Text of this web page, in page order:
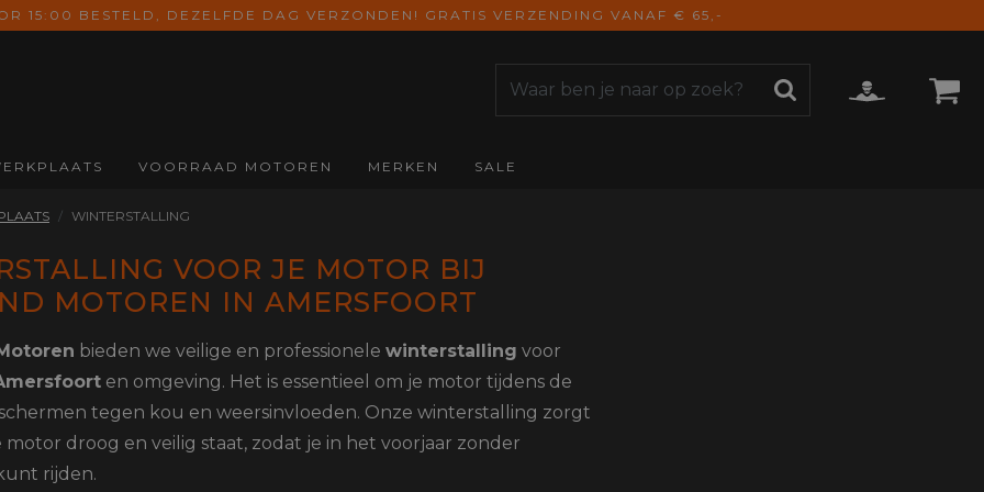
15:00 BESTELD, DEZELFDE DAG VERZONDEN! GRATIS VERZENDING VANAF € 65,-
Koffers
Uitlaten
Windschermen
LAARZEN
Alle Schoenen &
Laarzen
Motorlaarzen
Motorschoenen
Zomer
Midseason
handschoenen
Winter
handschoenen
Dames
handschoenen
Navigatie
Onderhoud
Bagage
Diversen
Elektra
Motorhoezen
VOORRAAD MOTOREN MERKEN SALE
WINTERSTALLING
VOOR JE MOTOR BIJ
MOTOREN IN AMERSFOORT
bieden we veilige en professionele winterstalling voor
en omgeving. Het is essentieel om je motor tijdens de
tegen kou en weersinvloeden. Onze winterstalling zorgt
motor droog en veilig staat, zodat je in het voorjaar zonder
rijden.